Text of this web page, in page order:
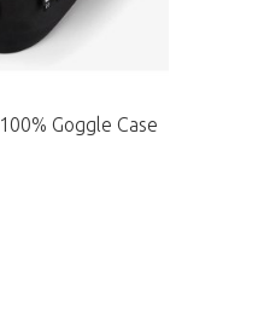
Goggle Case